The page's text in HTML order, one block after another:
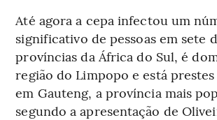
Até agora a cepa infectou um
significativo de pessoas em sete
províncias da África do Sul, é
região do Limpopo e está
em Gauteng, a província mais
segundo a apresentação de